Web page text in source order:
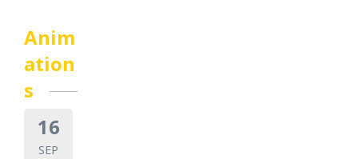
Anim
ation
s
16
SEP